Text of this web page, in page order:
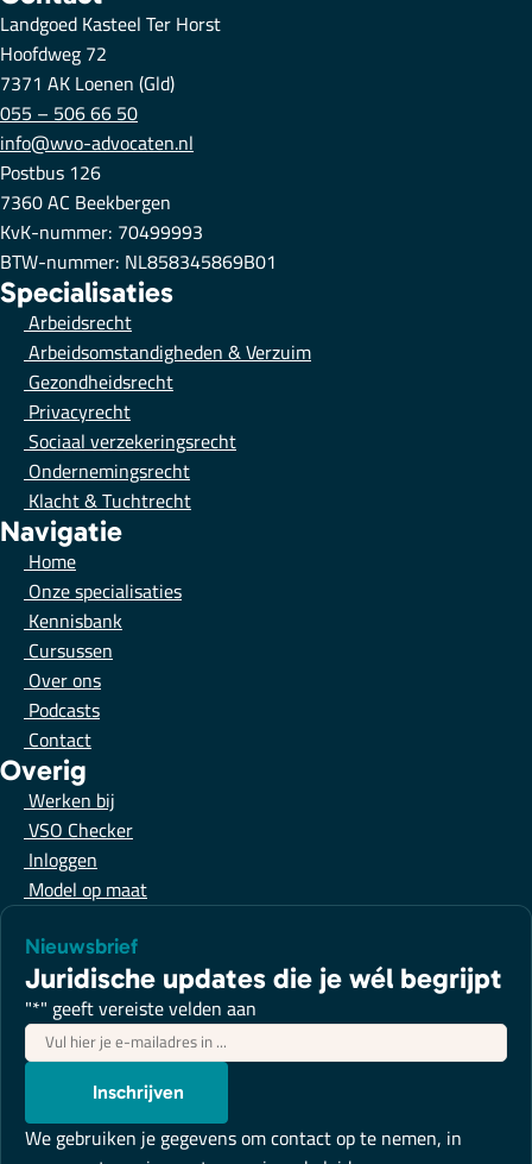
Landgoed Kasteel Ter Horst
Hoofdweg 72
7371 AK Loenen (Gld)
055 – 506 66 50
info@wvo-advocaten.nl
Postbus 126
7360 AC Beekbergen
KvK-nummer: 70499993
BTW-nummer: NL858345869B01
Specialisaties
Arbeidsrecht
Arbeidsomstandigheden & Verzuim
Gezondheidsrecht
Privacyrecht
Sociaal verzekeringsrecht
Ondernemingsrecht
Klacht & Tuchtrecht
Navigatie
Home
Onze specialisaties
Kennisbank
Cursussen
Over ons
Podcasts
Contact
Overig
Werken bij
VSO Checker
Inloggen
Model op maat
Nieuwsbrief
Juridische updates die je wél begrijpt
"*" geeft vereiste velden aan
E-
mailadres*
Inschrijven
We gebruiken je gegevens om contact op te nemen, in